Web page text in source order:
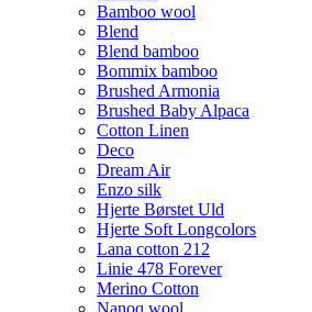
Bamboo wool
Blend
Blend bamboo
Bommix bamboo
Brushed Armonia
Brushed Baby Alpaca
Cotton Linen
Deco
Dream Air
Enzo silk
Hjerte Børstet Uld
Hjerte Soft Longcolors
Lana cotton 212
Linie 478 Forever
Merino Cotton
Nanoq wool